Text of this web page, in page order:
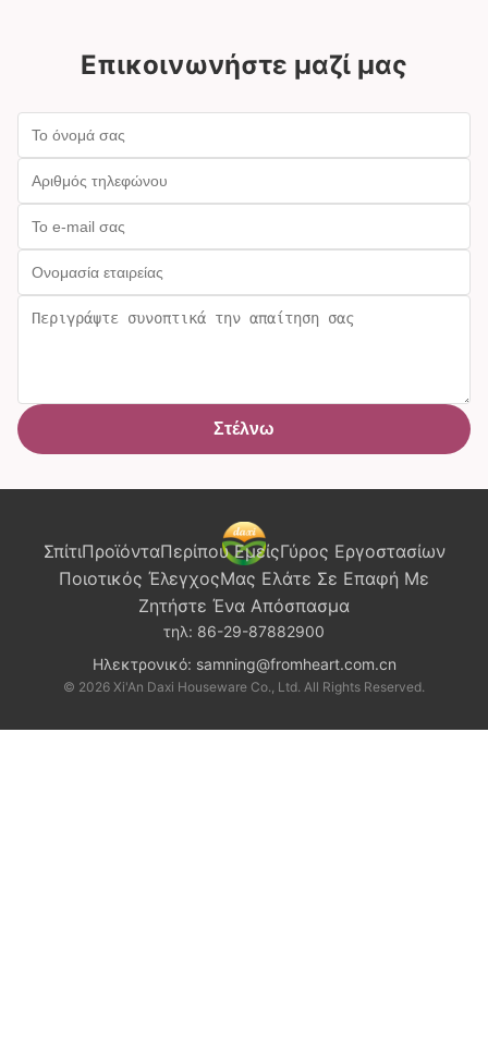
Επικοινωνήστε μαζί μας
Στέλνω
ΣπίτιΠροϊόνταΠερίπου ΕμείςΓύρος Εργοστασίων
Ποιοτικός ΈλεγχοςΜας Ελάτε Σε Επαφή Με
Ζητήστε Ένα Απόσπασμα
τηλ: 86-29-87882900
Ηλεκτρονικό: samning@fromheart.com.cn
© 2026 Xi'An Daxi Houseware Co., Ltd. All Rights Reserved.